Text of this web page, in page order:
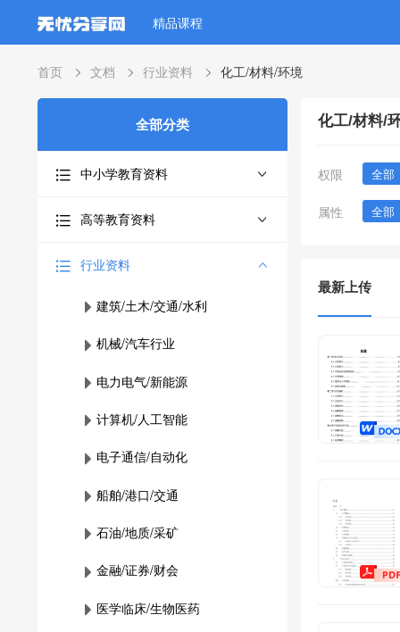
精品课程
首页 文档 行业资料 化工/材料/环境
全部分类
中小学教育资料
高等教育资料
行业资料
建筑/土木/交通/水利
机械/汽车行业
电力电气/新能源
计算机/人工智能
电子通信/自动化
船舶/港口/交通
石油/地质/采矿
金融/证券/财会
医学临床/生物医药
化工/材料/
权限 全部
属性 全部
最新上传